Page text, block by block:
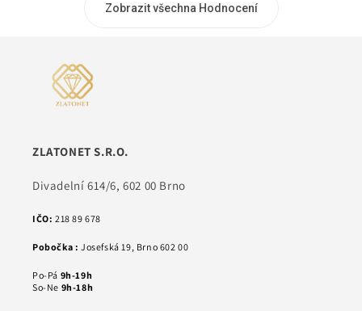
Zobrazit všechna Hodnocení
ZLATONET S.R.O.
Divadelní 614/6, 602 00 Brno
IČO: 218 89 678
Pobočka : Josefská 19, Brno 602 00
Po-Pá 9h-19h
So-Ne 9h-18h